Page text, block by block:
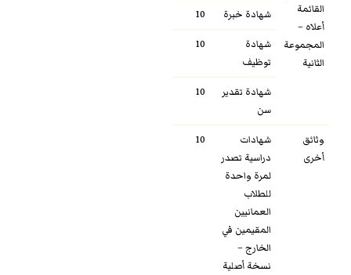
القائمة
أعلاه –
المجموعة
الثانية
شهادة خبرة
10
شهادة
توظيف
10
شهادة تقدير
سن
10
وثائق
أخرى
شهادات
دراسية تصدر
لمرة واحدة
للطلاب
العمانيين
المقيمين في
الخارج –
نسخة أصلية
10